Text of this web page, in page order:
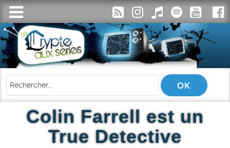
Colin Farrell est un
True Detective